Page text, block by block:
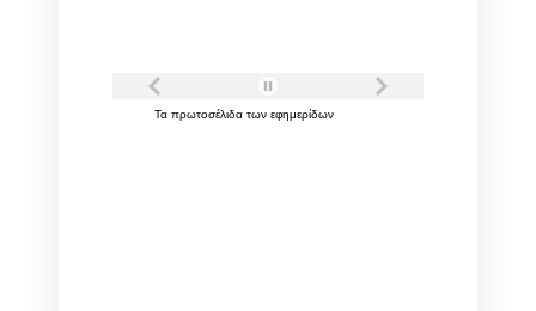
Τα πρωτοσέλιδα των εφημερίδων